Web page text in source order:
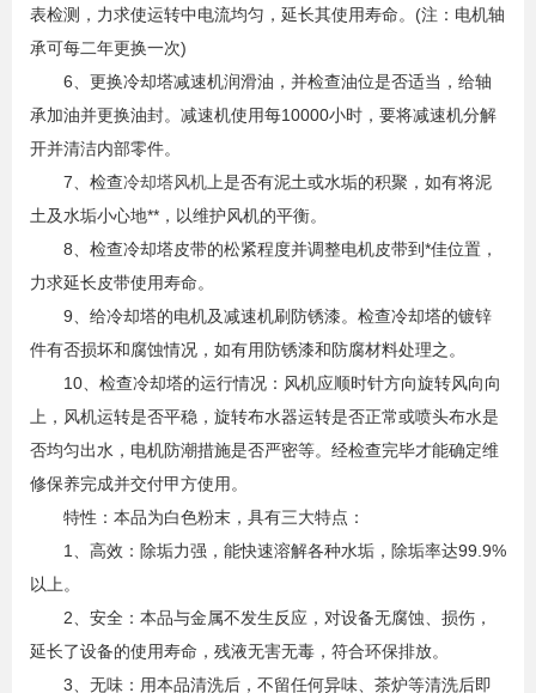
表检测，力求使运转中电流均匀，延长其使用寿命。(注：电机轴
承可每二年更换一次)
6、更换冷却塔减速机润滑油，并检查油位是否适当，给轴
承加油并更换油封。减速机使用每10000小时，要将减速机分解
开并清洁内部零件。
7、检查冷却塔风机上是否有泥土或水垢的积聚，如有将泥
土及水垢小心地**，以维护风机的平衡。
8、检查冷却塔皮带的松紧程度并调整电机皮带到*佳位置，
力求延长皮带使用寿命。
9、给冷却塔的电机及减速机刷防锈漆。检查冷却塔的镀锌
件有否损坏和腐蚀情况，如有用防锈漆和防腐材料处理之。
10、检查冷却塔的运行情况：风机应顺时针方向旋转风向向
上，风机运转是否平稳，旋转布水器运转是否正常或喷头布水是
否均匀出水，电机防潮措施是否严密等。经检查完毕才能确定维
修保养完成并交付甲方使用。
特性：本品为白色粉末，具有三大特点：
1、高效：除垢力强，能快速溶解各种水垢，除垢率达99.9%
以上。
2、安全：本品与金属不发生反应，对设备无腐蚀、损伤，
延长了设备的使用寿命，残液无害无毒，符合环保排放。
3、无味：用本品清洗后，不留任何异味、茶炉等清洗后即